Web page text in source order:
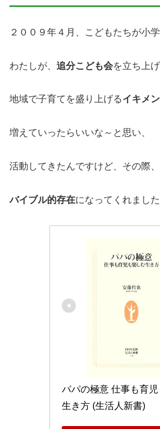
２００９年４月、こどもたちが小学
わたしが、 追分こども会を立ち上
地域で子育てを盛り上げるイキメン
増えていったらいいな～と思い、
活動してきたんですけど、その際、
バイブル的存在になってくれました
パパの極意 仕事も育
生き方 (生活人新書)